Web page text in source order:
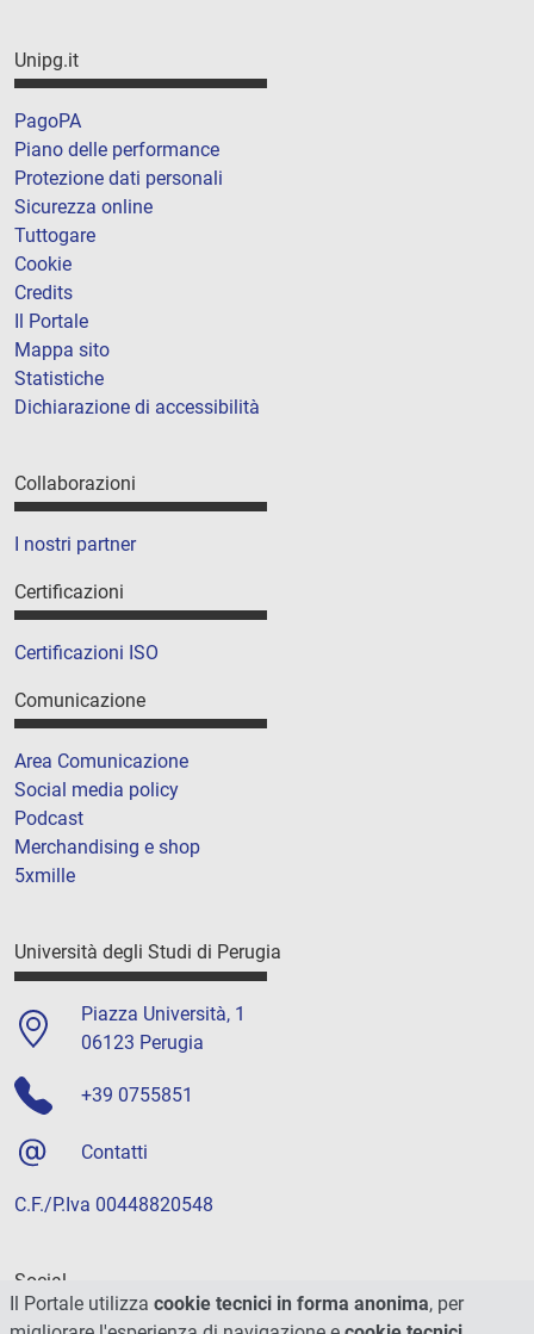
Unipg.it
PagoPA
Piano delle performance
Protezione dati personali
Sicurezza online
Tuttogare
Cookie
Credits
Il Portale
Mappa sito
Statistiche
Dichiarazione di accessibilità
Collaborazioni
I nostri partner
Certificazioni
Certificazioni ISO
Comunicazione
Area Comunicazione
Social media policy
Podcast
Merchandising e shop
5xmille
Università degli Studi di Perugia
Piazza Università, 1
06123 Perugia
+39 0755851
Contatti
C.F./P.Iva 00448820548
Social
Il Portale utilizza cookie tecnici in forma anonima, per